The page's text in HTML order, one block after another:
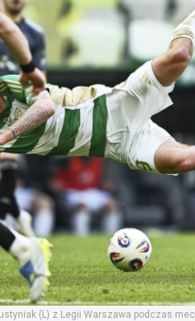
(L) z Legii Warszawa podczas